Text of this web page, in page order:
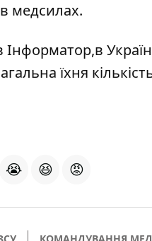
медсилах.
Інформатор,в
їхня
😭 😆 😡